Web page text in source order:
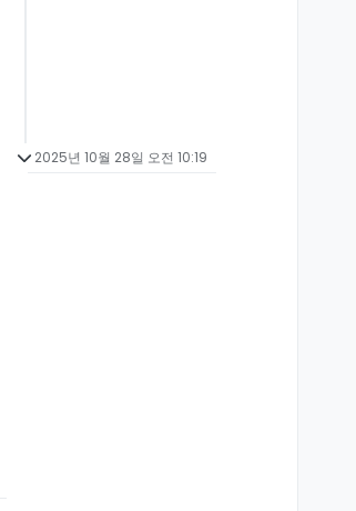
2025년 10월 28일 오전 10:19